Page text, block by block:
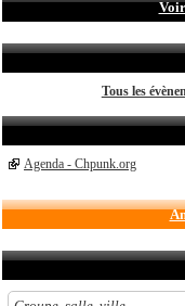
Tous les
Agenda - Chpunk.org